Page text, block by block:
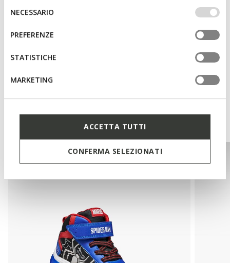
IMPOSTAZIONI potrai anche scegliere quali cookies ed
altri strumenti di tracciamento autorizzare. Per maggiori
informazioni o per modificare in qualsiasi momento le
tue impostazioni, visita la nostra
del
consenso
NECESSARIO
PREFERENZE
STATISTICHE
MARKETING
ACCETTA TUTTI
CONFERMA SELEZIONATI
Materials
You may also like